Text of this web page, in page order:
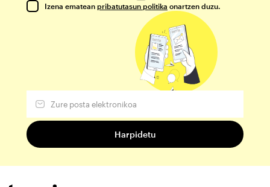
Izena ematean pribatutasun politika onartzen duzu.